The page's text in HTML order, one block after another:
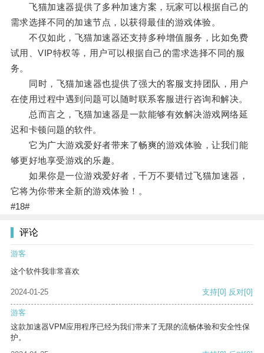
飞猫加速器提供了多种加速方案，玩家可以根据自己的
需求选择不同的加速节点，以获得最佳的游戏体验。
不仅如此，飞猫加速器还支持多种增值服务，比如免费
试用、VIP特权等，用户可以根据自己的需求选择不同的服
务。
同时，飞猫加速器也提供了强大的客服支持团队，用户
在使用过程中遇到问题可以随时联系客服进行咨询和解决。
总而言之，飞猫加速器是一款能够有效解决游戏网络延
迟和卡顿问题的软件。
它为广大游戏爱好者带来了畅爽的游戏体验，让我们能
够更好地享受游戏的乐趣。
如果你是一位游戏爱好者，千万不要错过飞猫加速器，
它将为你带来全新的游戏体验！。
#18#
评论
游客
这个软件我非常喜欢
2024-01-25 支持[0] 反对[0]
游客
这款加速器VPM应用程序已经为我们带来了无限的流畅体验和安全性保
护。